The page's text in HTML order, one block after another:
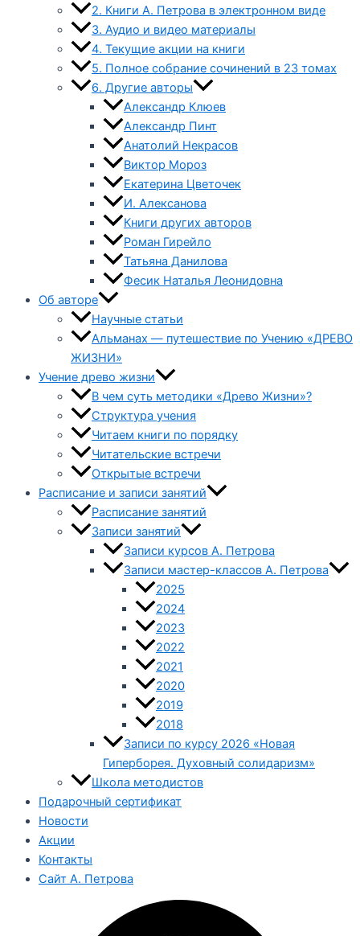
2. Книги А. Петрова в электронном виде
3. Аудио и видео материалы
4. Текущие акции на книги
5. Полное собрание сочинений в 23 томах
6. Другие авторы
Александр Клюев
Александр Пинт
Анатолий Некрасов
Виктор Мороз
Екатерина Цветочек
И. Алексанова
Книги других авторов
Роман Гирейло
Татьяна Данилова
Фесик Наталья Леонидовна
Об авторе
Научные статьи
Альманах — путешествие по Учению «ДРЕВО
ЖИЗНИ»
Учение древо жизни
В чем суть методики «Древо Жизни»?
Структура учения
Читаем книги по порядку
Читательские встречи
Открытые встречи
Расписание и записи занятий
Расписание занятий
Записи занятий
Записи курсов А. Петрова
Записи мастер-классов А. Петрова
2025
2024
2023
2022
2021
2020
2019
2018
Записи по курсу 2026 «Новая
Гиперборея. Духовный солидаризм»
Школа методистов
Подарочный сертификат
Новости
Акции
Контакты
Сайт А. Петрова